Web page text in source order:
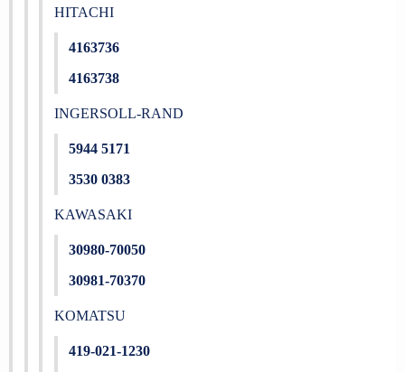
HITACHI
4163736
4163738
INGERSOLL-RAND
5944 5171
3530 0383
KAWASAKI
30980-70050
30981-70370
KOMATSU
419-021-1230